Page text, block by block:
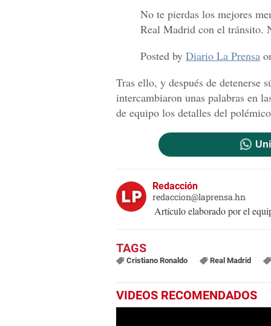
No te pierdas los mejores
Real Madrid con el
Posted by Diario La Prensa
Tras ello, y después de detenerse
intercambiaron unas palabras en
de equipo los detalles del
Redacción
redaccion@laprensa.hn
Artículo elaborado por el
Cristiano Ronaldo Real Madrid
VIDEOS RECOMENDADOS